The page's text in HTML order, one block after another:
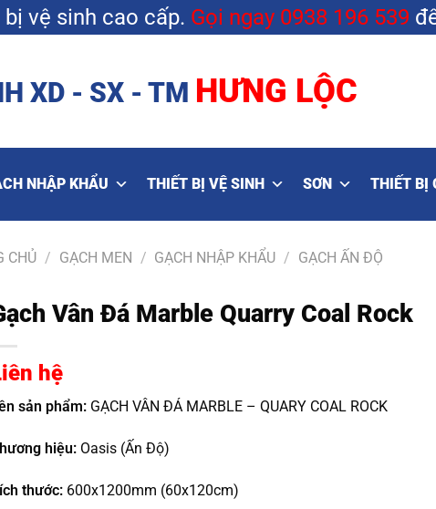
vệ sinh cao cấp. Gọi ngay 0938 196 539
XD - SX - TM HƯNG LỘC
NHẬP KHẨU THIẾT BỊ VỆ SINH SƠN THIẾT BỊ
CHỦ / GẠCH MEN / GẠCH NHẬP KHẨU / GẠCH ẤN ĐỘ
Vân Đá Marble Quarry Coal Rock
hệ
sản phẩm: GẠCH VÂN ĐÁ MARBLE – QUARY COAL ROCK
hiệu: Oasis (Ấn Độ)
thước: 600x1200mm (60x120cm)